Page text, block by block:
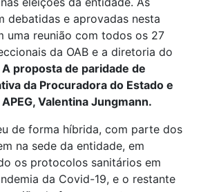
debatidas e aprovadas nesta
uma reunião com todos os 27
da OAB e a diretoria do
A proposta de paridade de
da Procuradora do Estado e
Valentina Jungmann.
de forma híbrida, com parte dos
na sede da entidade, em
os protocolos sanitários em
da Covid-19, e o restante